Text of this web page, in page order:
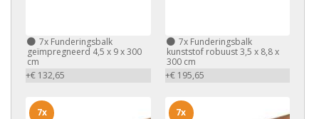
7x Funderingsbalk
geïmpregneerd 4,5 x 9 x 300
cm
+€ 132,65
7xFunderingsbalk
kunststof robuust 3,5 x 8,8 x
300 cm
+€ 195,65
7x 7x